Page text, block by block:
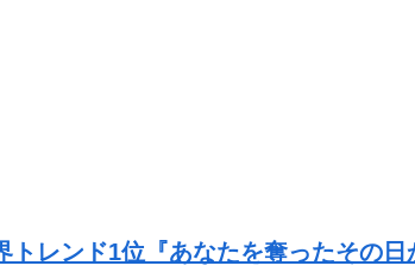
トレンド1位『あなたを奪ったその